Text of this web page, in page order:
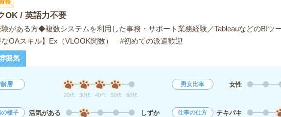
格
OK / 英語力不要
がある方◆複数システムを利用した事務・サポート業務経験／TableauなどのBIツ
OAスキル】Ex（VLOOK関数） #初めての派遣歓迎
囲気
層
20代 30代 40代 50代 60代
男女比率 女性
様子 活気がある しずか 仕事の仕方 テキパキ